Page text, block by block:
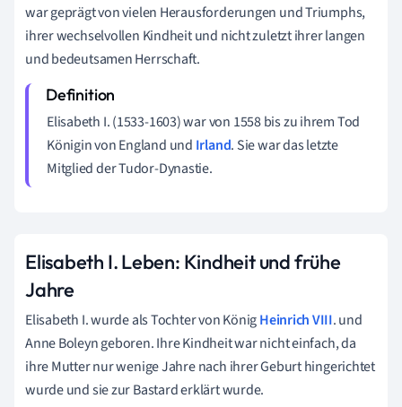
war geprägt von vielen Herausforderungen und Triumphs,
ihrer wechselvollen Kindheit und nicht zuletzt ihrer langen
und bedeutsamen Herrschaft.
Elisabeth I. (1533-1603) war von 1558 bis zu ihrem Tod
Königin von England und Irland. Sie war das letzte
Mitglied der Tudor-Dynastie.
Elisabeth I. Leben: Kindheit und frühe
Jahre
Elisabeth I. wurde als Tochter von KönigHeinrich VIII. und
Anne Boleyn geboren. Ihre Kindheit war nicht einfach, da
ihre Mutter nur wenige Jahre nach ihrer Geburt hingerichtet
wurde und sie zur Bastard erklärt wurde.